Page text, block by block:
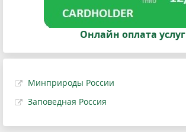
Онлайн оплата услуг
Минприроды России
Заповедная Россия